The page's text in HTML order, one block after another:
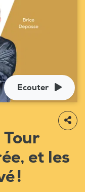
Ecouter
et les
!